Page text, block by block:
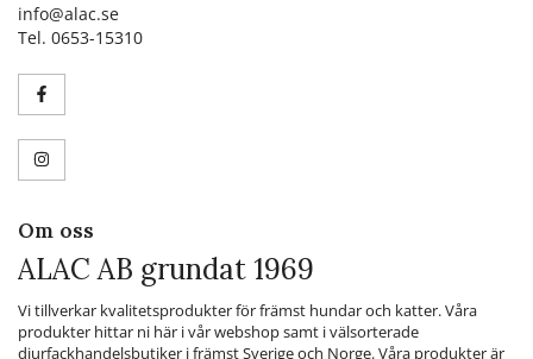
info@alac.se
Tel. 0653-15310
Om oss
ALAC AB grundat 1969
Vi tillverkar kvalitetsprodukter för främst hundar och katter. Våra
produkter hittar ni här i vår webshop samt i välsorterade
djurfackhandelsbutiker i främst Sverige och Norge. Våra produkter är